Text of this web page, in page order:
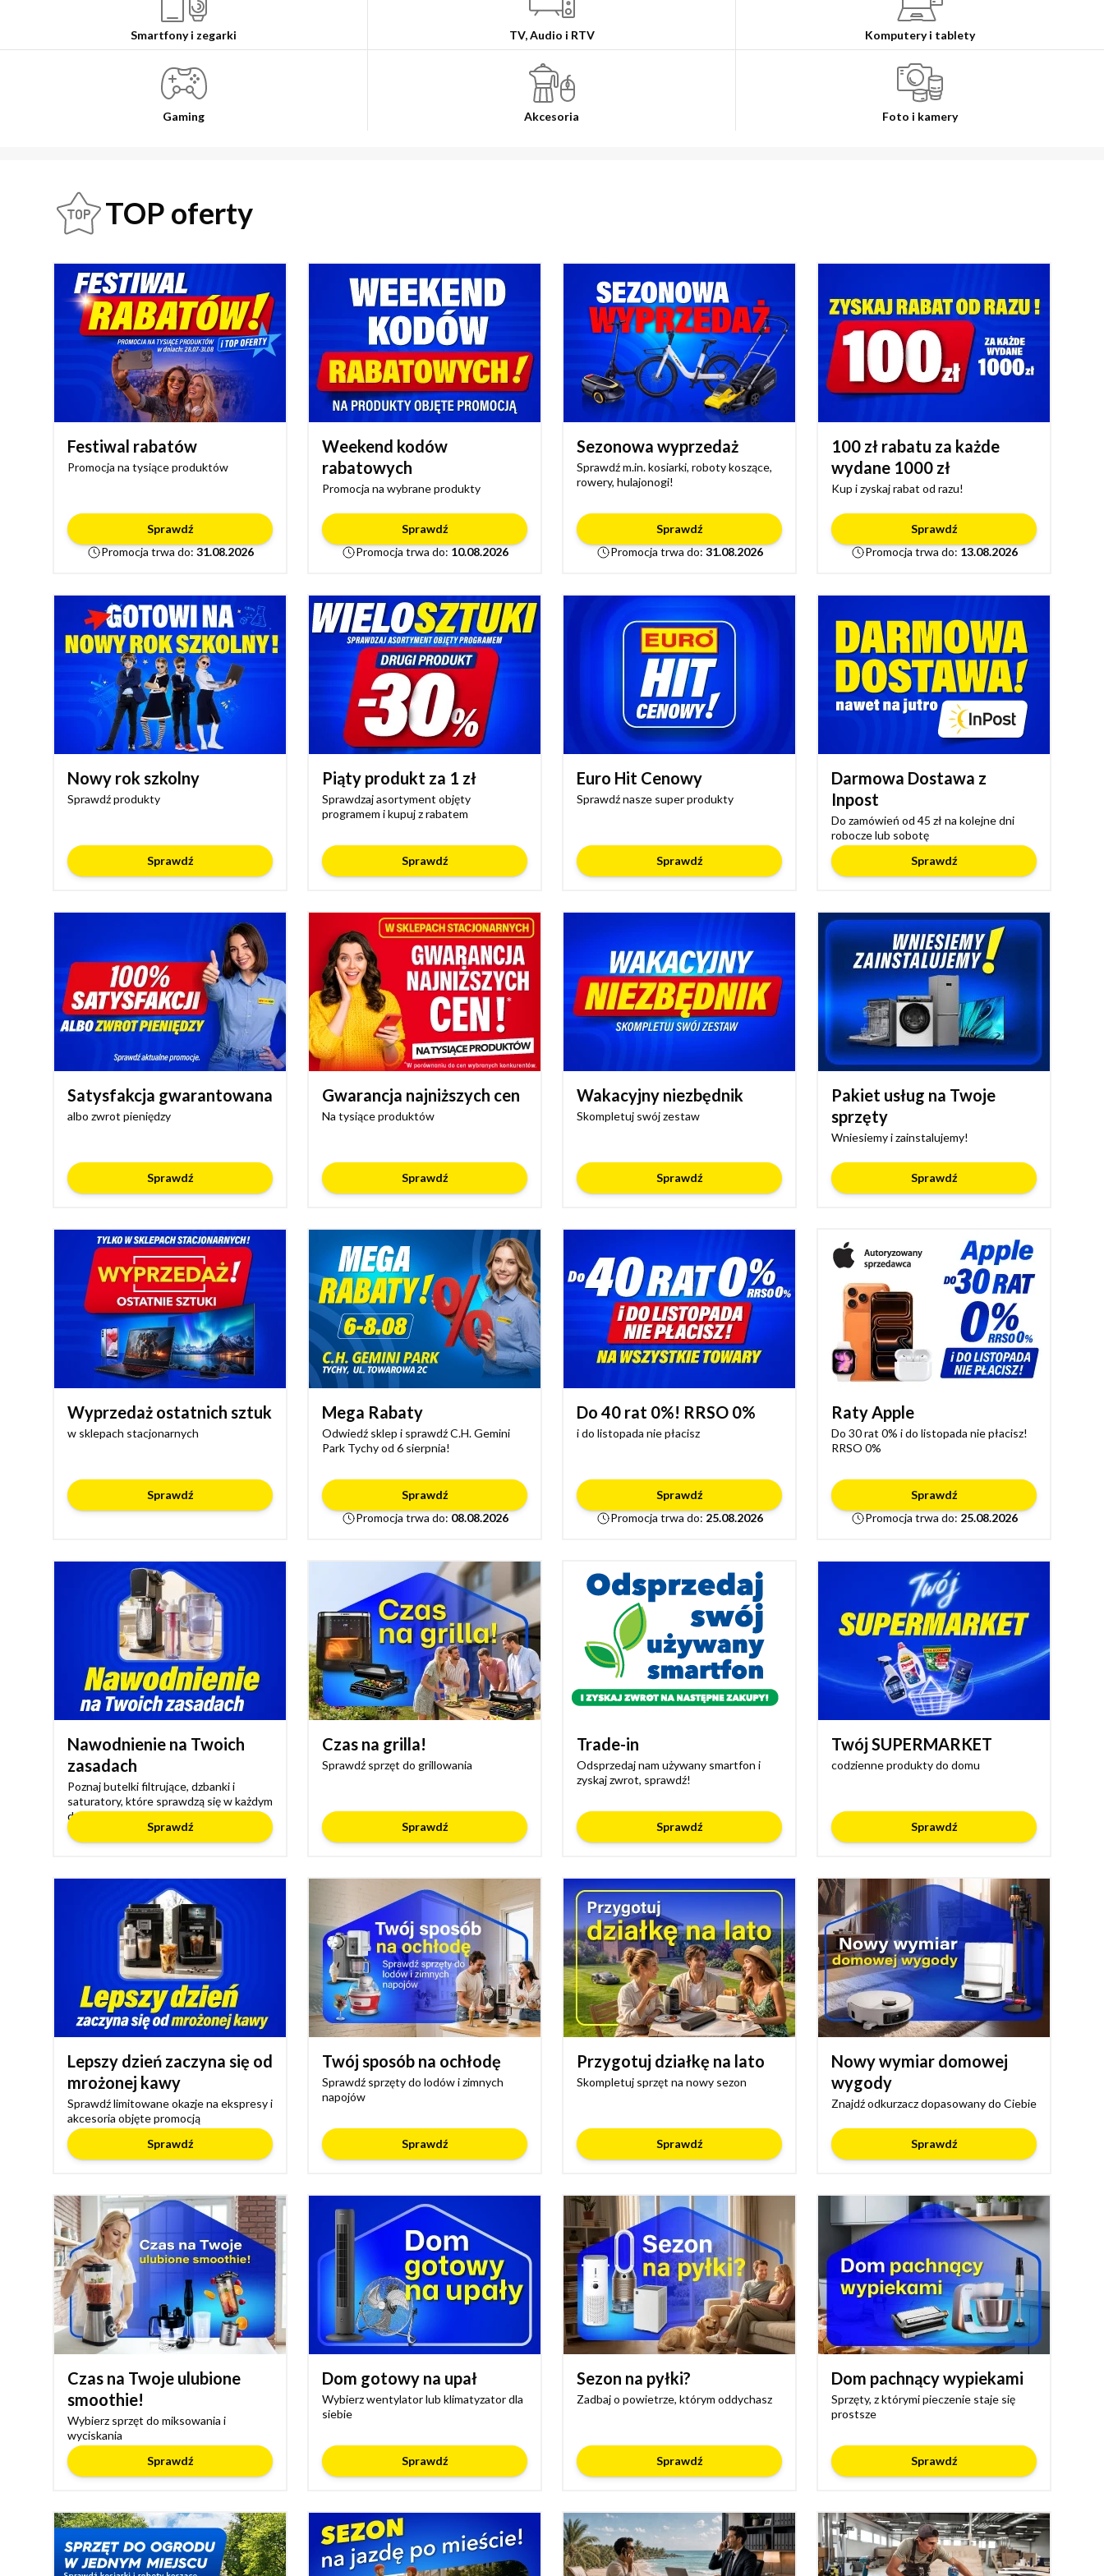
Smartfony i zegarki TV, Audio i RTV Komputery i tablety
Gaming Akcesoria Foto i kamery
TOP oferty
Festiwal rabatów
Promocja na tysiące produktów
Sprawdź
Promocja trwa do: 31.08.2026
Weekend kodów
rabatowych
Promocja na wybrane produkty
Sprawdź
Promocja trwa do: 10.08.2026
Sezonowa wyprzedaż
Sprawdź m.in. kosiarki, roboty koszące,
rowery, hulajonogi!
Sprawdź
Promocja trwa do: 31.08.2026
100 zł rabatu za każde
wydane 1000 zł
Kup i zyskaj rabat od razu!
Sprawdź
Promocja trwa do: 13.08.2026
Nowy rok szkolny
Sprawdź produkty
Sprawdź
Piąty produkt za 1 zł
Sprawdzaj asortyment objęty
programem i kupuj z rabatem
Sprawdź
Euro Hit Cenowy
Sprawdź nasze super produkty
Sprawdź
Darmowa Dostawa z
Inpost
Do zamówień od 45 zł na kolejne dni
robocze lub sobotę
Sprawdź
Satysfakcja gwarantowana
albo zwrot pieniędzy
Sprawdź
Gwarancja najniższych cen
Na tysiące produktów
Sprawdź
Wakacyjny niezbędnik
Skompletuj swój zestaw
Sprawdź
Pakiet usług na Twoje
sprzęty
Wniesiemy i zainstalujemy!
Sprawdź
Wyprzedaż ostatnich sztuk
w sklepach stacjonarnych
Sprawdź
Mega Rabaty
Odwiedź sklep i sprawdź C.H. Gemini
Park Tychy od 6 sierpnia!
Sprawdź
Promocja trwa do: 08.08.2026
Do 40 rat 0%! RRSO 0%
i do listopada nie płacisz
Sprawdź
Promocja trwa do: 25.08.2026
Raty Apple
Do 30 rat 0% i do listopada nie płacisz!
RRSO 0%
Sprawdź
Promocja trwa do: 25.08.2026
Nawodnienie na Twoich
zasadach
Poznaj butelki filtrujące, dzbanki i
saturatory, które sprawdzą się w każdym
domu
Sprawdź
Czas na grilla!
Sprawdź sprzęt do grillowania
Sprawdź
Trade-in
Odsprzedaj nam używany smartfon i
zyskaj zwrot, sprawdź!
Sprawdź
Twój SUPERMARKET
codzienne produkty do domu
Sprawdź
Lepszy dzień zaczyna się od
mrożonej kawy
Sprawdź limitowane okazje na ekspresy i
akcesoria objęte promocją
Sprawdź
Twój sposób na ochłodę
Sprawdź sprzęty do lodów i zimnych
napojów
Sprawdź
Przygotuj działkę na lato
Skompletuj sprzęt na nowy sezon
Sprawdź
Nowy wymiar domowej
wygody
Znajdź odkurzacz dopasowany do Ciebie
Sprawdź
Czas na Twoje ulubione
smoothie!
Wybierz sprzęt do miksowania i
wyciskania
Sprawdź
Dom gotowy na upał
Wybierz wentylator lub klimatyzator dla
siebie
Sprawdź
Sezon na pyłki?
Zadbaj o powietrze, którym oddychasz
Sprawdź
Dom pachnący wypiekami
Sprzęty, z którymi pieczenie staje się
prostsze
Sprawdź